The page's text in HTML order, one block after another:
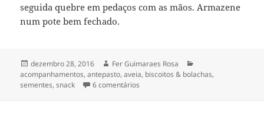
seguida quebre em pedaços com as mãos. Armazene
num pote bem fechado.
Publicado
em
dezembro 28, 2016 Autor
Fer Guimaraes Rosa
acompanhamentos,antepasto,aveia, biscoitos & bolachas,
sementes,snack 6 comentários